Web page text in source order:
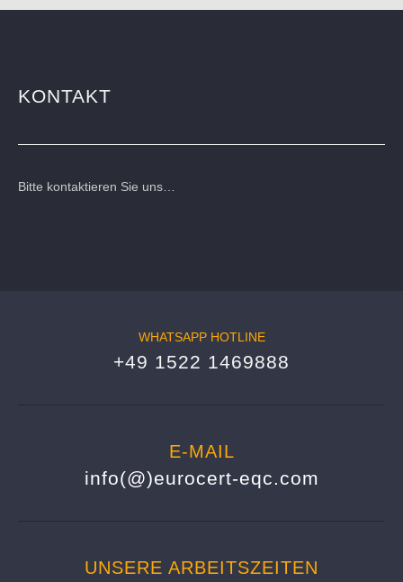
KONTAKT
Bitte kontaktieren Sie uns…
WHATSAPP HOTLINE
+49 1522 1469888
E-MAIL
info(@)eurocert-eqc.com
UNSERE ARBEITSZEITEN